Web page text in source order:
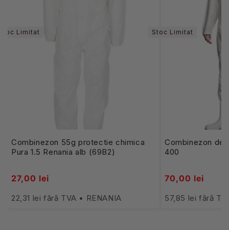
Limitat
Combinezon 55g protectie chimica
Pura 1.5 Renania alb (69B2)
27,00 lei
22,31 lei fără TVA • RENANIA
Stoc Limitat
Combinezon de
400
70,00 lei
57,85 lei fără